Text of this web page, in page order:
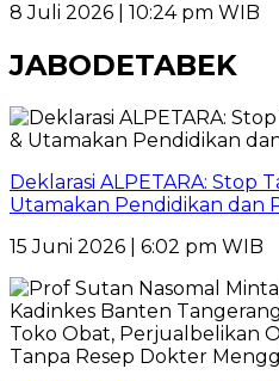
8 Juli 2026 | 10:24 pm WIB
JABODETABEK
Deklarasi ALPETARA: Stop
Utamakan Pendidikan dan
15 Juni 2026 | 6:02 pm WIB